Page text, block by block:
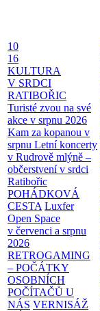
10
16
KULTURA
V SRDCI
RATIBOŘIC
Turisté zvou na své
akce v srpnu 2026
Kam za kopanou v
srpnu Letní koncerty
v Rudrově mlýně –
občerstvení v srdci
Ratibořic
POHÁDKOVÁ
CESTA Luxfer
Open Space
v červenci a srpnu
2026
RETROGAMING
– POČÁTKY
OSOBNÍCH
POČÍTAČŮ U
NÁS VERNISÁŽ